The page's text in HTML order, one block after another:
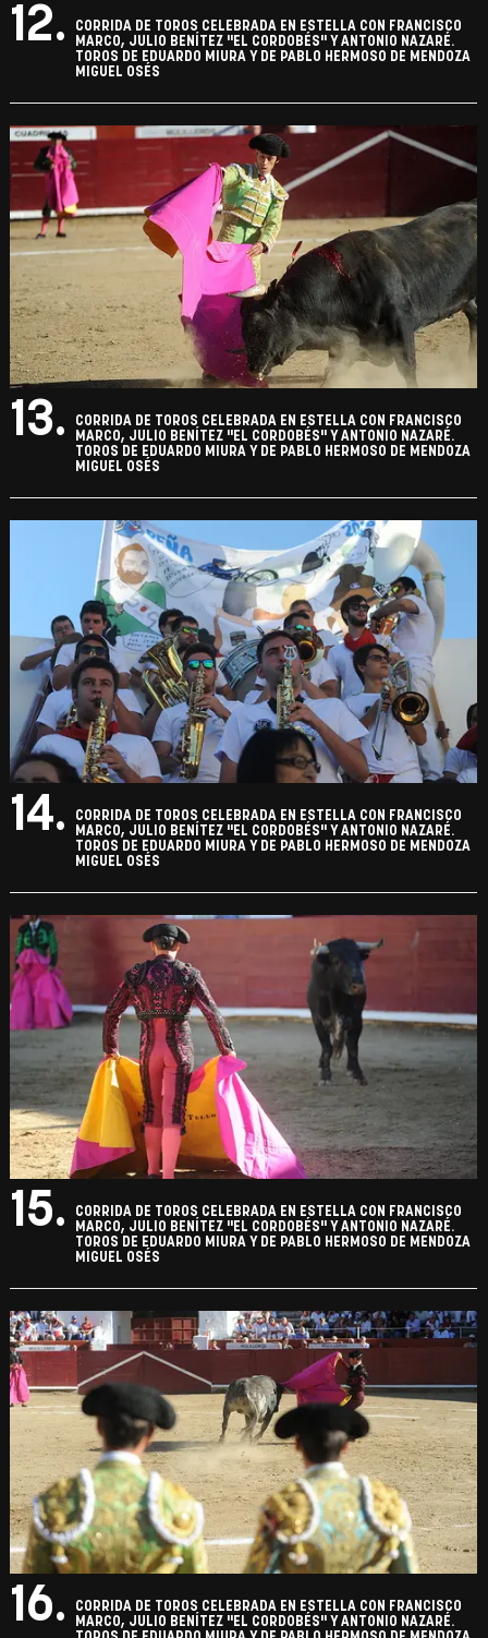
12.
CORRIDA DE TOROS CELEBRADA EN ESTELLA CON FRANCISCO
MARCO, JULIO BENÍTEZ "EL CORDOBÉS" Y ANTONIO NAZARÉ.
TOROS DE EDUARDO MIURA Y DE PABLO HERMOSO DE MENDOZA
MIGUEL OSÉS
13.
CORRIDA DE TOROS CELEBRADA EN ESTELLA CON FRANCISCO
MARCO, JULIO BENÍTEZ "EL CORDOBÉS" Y ANTONIO NAZARÉ.
TOROS DE EDUARDO MIURA Y DE PABLO HERMOSO DE MENDOZA
MIGUEL OSÉS
14.
CORRIDA DE TOROS CELEBRADA EN ESTELLA CON FRANCISCO
MARCO, JULIO BENÍTEZ "EL CORDOBÉS" Y ANTONIO NAZARÉ.
TOROS DE EDUARDO MIURA Y DE PABLO HERMOSO DE MENDOZA
MIGUEL OSÉS
15.
CORRIDA DE TOROS CELEBRADA EN ESTELLA CON FRANCISCO
MARCO, JULIO BENÍTEZ "EL CORDOBÉS" Y ANTONIO NAZARÉ.
TOROS DE EDUARDO MIURA Y DE PABLO HERMOSO DE MENDOZA
MIGUEL OSÉS
16.
CORRIDA DE TOROS CELEBRADA EN ESTELLA CON FRANCISCO
MARCO, JULIO BENÍTEZ "EL CORDOBÉS" Y ANTONIO NAZARÉ.